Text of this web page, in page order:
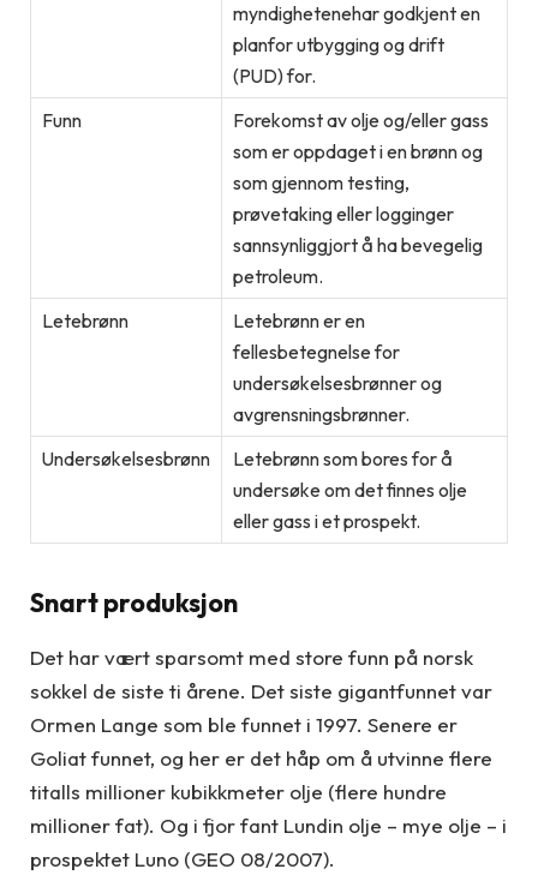
myndighetenehar godkjent en
planfor utbygging og drift
(PUD) for.
Funn
Forekomst av olje og/eller gass
som er oppdaget i en brønn og
som gjennom testing,
prøvetaking eller logginger
sannsynliggjort å ha bevegelig
petroleum.
Letebrønn
Letebrønn er en
fellesbetegnelse for
undersøkelsesbrønner og
avgrensningsbrønner.
Undersøkelsesbrønn
Letebrønn som bores for å
undersøke om det finnes olje
eller gass i et prospekt.
Snart produksjon
Det har vært sparsomt med store funn på norsk
sokkel de siste ti årene. Det siste gigantfunnet var
Ormen Lange som ble funnet i 1997. Senere er
Goliat funnet, og her er det håp om å utvinne flere
titalls millioner kubikkmeter olje (flere hundre
millioner fat). Og i fjor fant Lundin olje – mye olje – i
prospektet Luno (GEO 08/2007).